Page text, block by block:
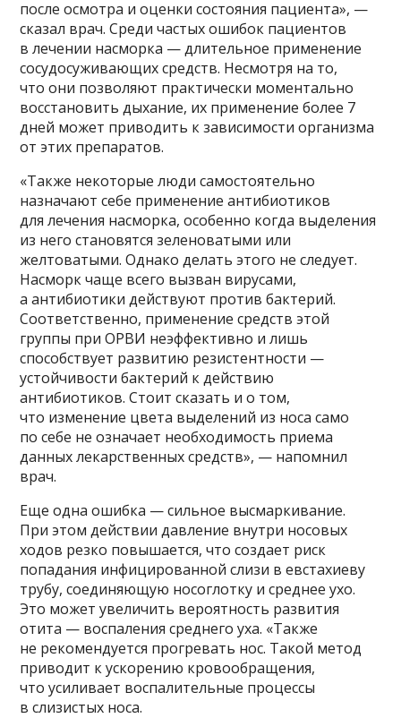
после осмотра и оценки состояния пациента», —
сказал врач. Среди частых ошибок пациентов
в лечении насморка — длительное применение
сосудосуживающих средств. Несмотря на то,
что они позволяют практически моментально
восстановить дыхание, их применение более 7
дней может приводить к зависимости организма
от этих препаратов.
«Также некоторые люди самостоятельно
назначают себе применение антибиотиков
для лечения насморка, особенно когда выделения
из него становятся зеленоватыми или
желтоватыми. Однако делать этого не следует.
Насморк чаще всего вызван вирусами,
а антибиотики действуют против бактерий.
Соответственно, применение средств этой
группы при ОРВИ неэффективно и лишь
способствует развитию резистентности —
устойчивости бактерий к действию
антибиотиков. Стоит сказать и о том,
что изменение цвета выделений из носа само
по себе не означает необходимость приема
данных лекарственных средств», — напомнил
врач.
Еще одна ошибка — сильное высмаркивание.
При этом действии давление внутри носовых
ходов резко повышается, что создает риск
попадания инфицированной слизи в евстахиеву
трубу, соединяющую носоглотку и среднее ухо.
Это может увеличить вероятность развития
отита — воспаления среднего уха. «Также
не рекомендуется прогревать нос. Такой метод
приводит к ускорению кровообращения,
что усиливает воспалительные процессы
в слизистых носа.